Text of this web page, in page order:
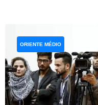
ORIENTE MÉDIO